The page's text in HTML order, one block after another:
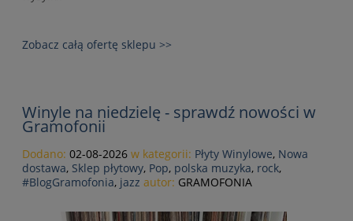
Zobacz całą ofertę sklepu >>
Winyle na niedzielę - sprawdź nowości w
Gramofonii
Dodano: 02-08-2026 w kategorii: Płyty Winylowe, Nowa
dostawa, Sklep płytowy, Pop, polska muzyka, rock,
#BlogGramofonia, jazz autor: GRAMOFONIA